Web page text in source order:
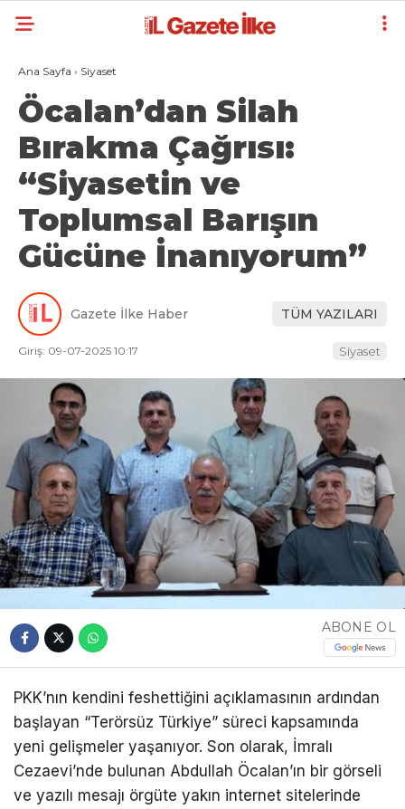
Ana Sayfa › Siyaset
Öcalan’dan Silah
Bırakma Çağrısı:
“Siyasetin ve
Toplumsal Barışın
Gücüne İnanıyorum”
Gazete İlke Haber TÜM YAZILARI
Giriş: 09-07-2025 10:17 Siyaset
ABONE OL
PKK’nın kendini feshettiğini açıklamasının ardından
başlayan “Terörsüz Türkiye” süreci kapsamında
yeni gelişmeler yaşanıyor. Son olarak, İmralı
Cezaevi’nde bulunan Abdullah Öcalan’ın bir görseli
ve yazılı mesajı örgüte yakın internet sitelerinde